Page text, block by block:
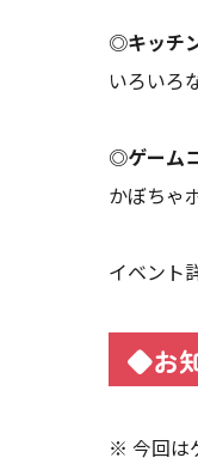
◎キッチ
いろいろ
◎ゲーム
かぼちゃ
イベント
◆お
※ 今回は